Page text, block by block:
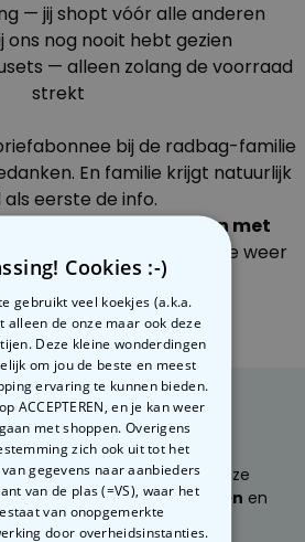
19.400keer
gekocht
boxershort
11.600
keer
gekocht
set van 2
Meer dan
13.900 keer
houten blok
begon
gekocht
— jij shopt vóór alle anderen
ons nog nooit hebt gezien
— alleen zolang de voorraad
strekt
bij de radbag-familie
En familie krijgt natuurlijk
als eerste de info.
maart 24 uur lang alleen met
— daarna gaan we weer
voor iedereen.
Wil je e-mails over onze
geweldige cadeau ideeën en
ontvangen?
Cookies :-)
gebruikt veel koekjes (a.k.a.
alleen de onze maar ook deze
Deze kleine wonderdingen
om jou de beste en meest
ervaring te kunnen bieden.
ACCEPTEREN, en je kan weer
met shoppen. Overigens
zich ook uit tot het
gegevens naar aanbieders
van de plas (=VS), waar het
van onopgemerkte
door overheidsinstanties.